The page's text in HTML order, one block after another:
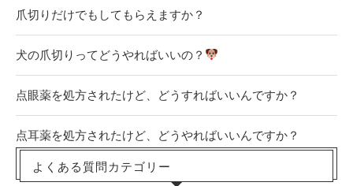
爪切りだけでもしてもらえますか？
犬の爪切りってどうやればいいの？
点眼薬を処方されたけど、どうすればいいんですか？
点耳薬を処方されたけど、どうやればいいんですか？
よくある質問カテゴリー